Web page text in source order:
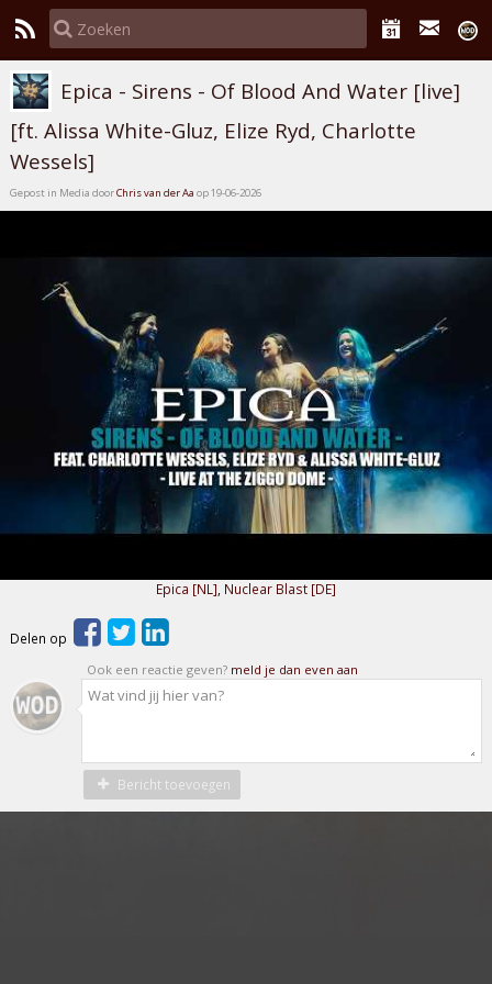
Epica - Sirens - Of Blood And Water [live]
[ft. Alissa White-Gluz, Elize Ryd, Charlotte
Wessels]
Gepost in Media doorChris van der Aa op 19-06-2026
Epica [NL] Nuclear Blast [DE]
Delen op
Ook een reactie geven? meld je dan even aan
Bericht toevoegen